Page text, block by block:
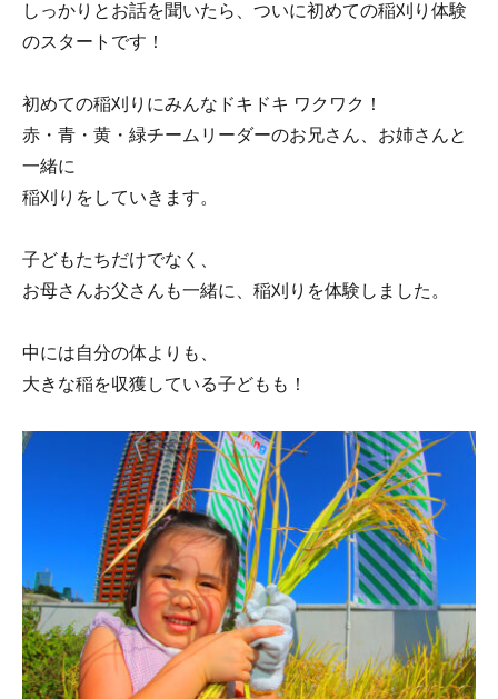
しっかりとお話を聞いたら、ついに初めての稲刈り体験
のスタートです！
初めての稲刈りにみんなドキドキ ワクワク！
赤・青・黄・緑チームリーダーのお兄さん、お姉さんと
一緒に
稲刈りをしていきます。
子どもたちだけでなく、
お母さんお父さんも一緒に、稲刈りを体験しました。
中には自分の体よりも、
大きな稲を収獲している子どもも！